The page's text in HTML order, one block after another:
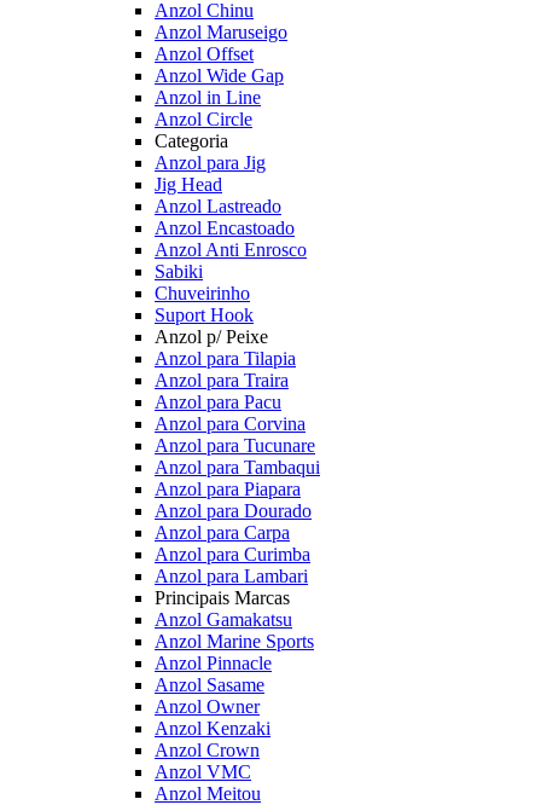
Anzol Chinu
Anzol Maruseigo
Anzol Offset
Anzol Wide Gap
Anzol in Line
Anzol Circle
Categoria
Anzol para Jig
Jig Head
Anzol Lastreado
Anzol Encastoado
Anzol Anti Enrosco
Sabiki
Chuveirinho
Suport Hook
Anzol p/ Peixe
Anzol para Tilapia
Anzol para Traira
Anzol para Pacu
Anzol para Corvina
Anzol para Tucunare
Anzol para Tambaqui
Anzol para Piapara
Anzol para Dourado
Anzol para Carpa
Anzol para Curimba
Anzol para Lambari
Principais Marcas
Anzol Gamakatsu
Anzol Marine Sports
Anzol Pinnacle
Anzol Sasame
Anzol Owner
Anzol Kenzaki
Anzol Crown
Anzol VMC
Anzol Meitou